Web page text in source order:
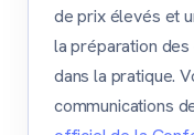
de prix élevés et
la préparation
dans la pratique.
communications